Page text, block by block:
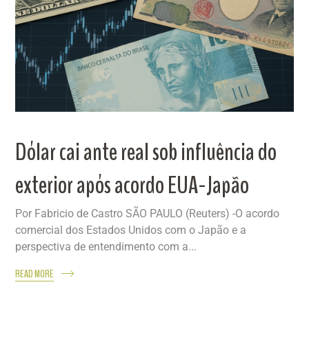
Dólar cai ante real sob influência do
exterior após acordo EUA-Japão
Por Fabricio de Castro SÃO PAULO (Reuters) -O acordo
comercial dos Estados Unidos com o Japão e a
perspectiva de entendimento com a...
READ MORE